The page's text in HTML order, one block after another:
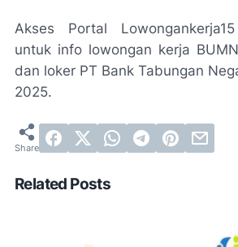
Akses Portal
untuk info lowongan kerja
dan loker PT Bank Tabungan
2025.
Related Posts